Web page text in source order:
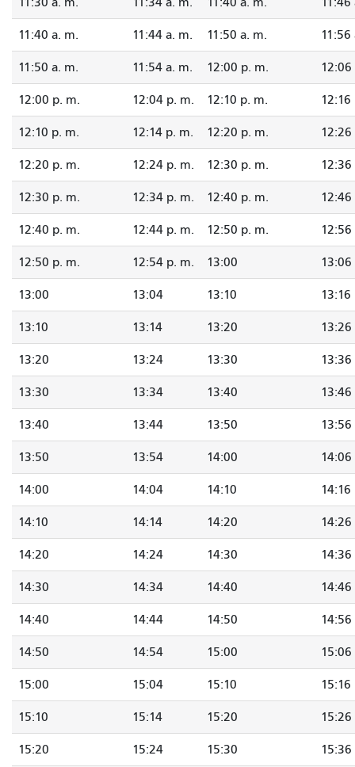
11:40 a. m. 11:44 a. m. 11:50 a. m. 11:56
11:50 a. m. 11:54 a. m. 12:00 p. m.
12:00 p. m. 12:04 p. m. 12:10 p. m. 12:16
12:10 p. m. 12:14 p. m. 12:20 p. m.
12:20 p. m. 12:24 p. m. 12:30 p. m.
12:30 p. m. 12:34 p. m. 12:40 p. m.
12:40 p. m. 12:44 p. m. 12:50 p. m.
12:50 p. m. 12:54 p. m. 13:00 13:06
13:00 13:04 13:10 13:16
13:10 13:14 13:20 13:26
13:20 13:24 13:30 13:36
13:30 13:34 13:40 13:46
13:40 13:44 13:50 13:56
13:50 13:54 14:00 14:06
14:00 14:04 14:10 14:16
14:10 14:14 14:20 14:26
14:20 14:24 14:30 14:36
14:30 14:34 14:40 14:46
14:40 14:44 14:50 14:56
14:50 14:54 15:00 15:06
15:00 15:04 15:10 15:16
15:10 15:14 15:20 15:26
15:20 15:24 15:30 15:36